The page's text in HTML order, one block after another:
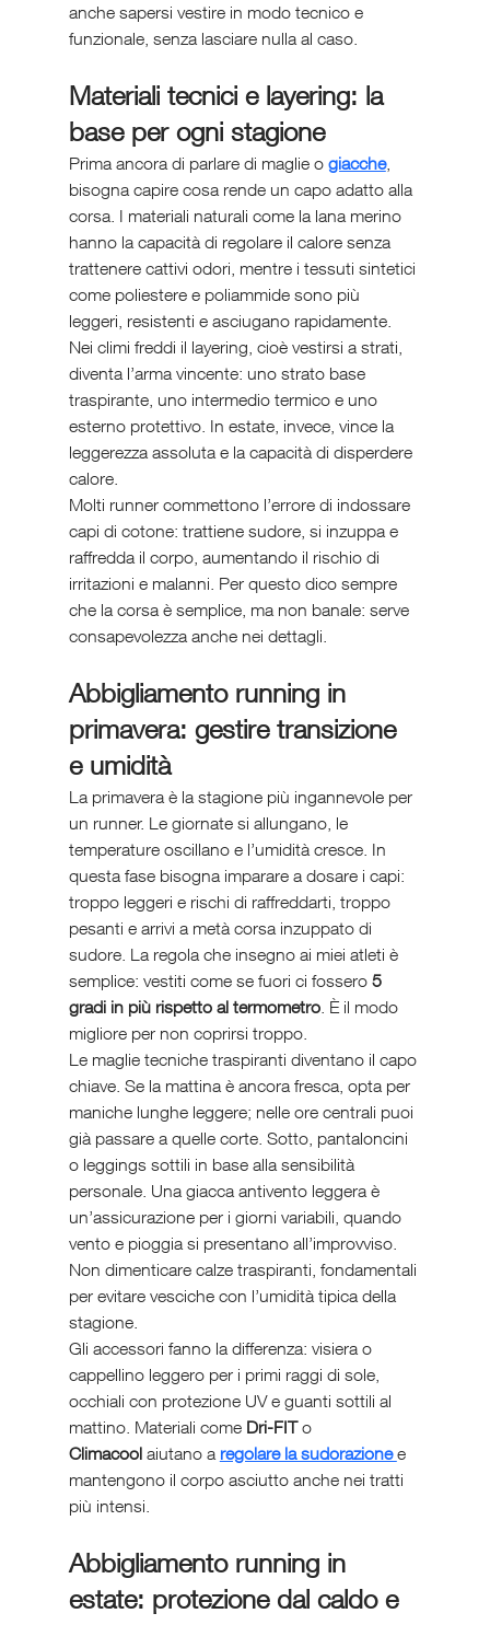
anche sapersi vestire in modo tecnico e
funzionale, senza lasciare nulla al caso.
Materiali tecnici e layering: la
base per ogni stagione
Prima ancora di parlare di maglie o giacche,
bisogna capire cosa rende un capo adatto alla
corsa. I materiali naturali come la lana merino
hanno la capacità di regolare il calore senza
trattenere cattivi odori, mentre i tessuti sintetici
come poliestere e poliammide sono più
leggeri, resistenti e asciugano rapidamente.
Nei climi freddi il layering, cioè vestirsi a strati,
diventa l’arma vincente: uno strato base
traspirante, uno intermedio termico e uno
esterno protettivo. In estate, invece, vince la
leggerezza assoluta e la capacità di disperdere
calore.
Molti runner commettono l’errore di indossare
capi di cotone: trattiene sudore, si inzuppa e
raffredda il corpo, aumentando il rischio di
irritazioni e malanni. Per questo dico sempre
che la corsa è semplice, ma non banale: serve
consapevolezza anche nei dettagli.
Abbigliamento running in
primavera: gestire transizione
e umidità
La primavera è la stagione più ingannevole per
un runner. Le giornate si allungano, le
temperature oscillano e l’umidità cresce. In
questa fase bisogna imparare a dosare i capi:
troppo leggeri e rischi di raffreddarti, troppo
pesanti e arrivi a metà corsa inzuppato di
sudore. La regola che insegno ai miei atleti è
semplice: vestiti come se fuori ci fossero 5
gradi in più rispetto al termometro. È il modo
migliore per non coprirsi troppo.
Le maglie tecniche traspiranti diventano il capo
chiave. Se la mattina è ancora fresca, opta per
maniche lunghe leggere; nelle ore centrali puoi
già passare a quelle corte. Sotto, pantaloncini
o leggings sottili in base alla sensibilità
personale. Una giacca antivento leggera è
un’assicurazione per i giorni variabili, quando
vento e pioggia si presentano all’improvviso.
Non dimenticare calze traspiranti, fondamentali
per evitare vesciche con l’umidità tipica della
stagione.
Gli accessori fanno la differenza: visiera o
cappellino leggero per i primi raggi di sole,
occhiali con protezione UV e guanti sottili al
mattino. Materiali come Dri-FIT o
Climacool aiutano a regolare la sudorazione e
mantengono il corpo asciutto anche nei tratti
più intensi.
Abbigliamento running in
estate: protezione dal caldo e